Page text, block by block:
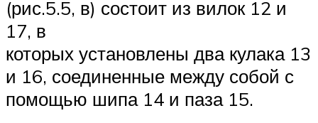
(рис.5.5, в) состоит из вилок 12 и
17, в
которых установлены два кулака 13
и 16, соединенные между собой с
помощью шипа 14 и паза 15.